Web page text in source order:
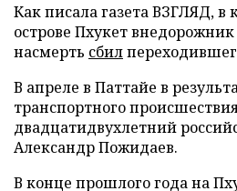
Как писала газета ВЗГЛЯД, в
острове Пхукет
насмерть сбил
В апреле в Паттайе в
транспортного
двадцатидвухлетний
Александр Пожидаев.
В конце прошлого года на